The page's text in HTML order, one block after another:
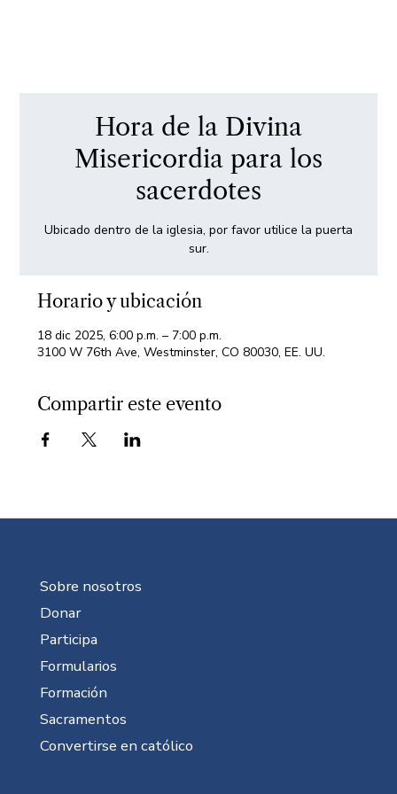
Hora de la Divina
Misericordia para los
sacerdotes
Ubicado dentro de la iglesia, por favor utilice la puerta
sur.
Horario y ubicación
18 dic 2025, 6:00 p.m. – 7:00 p.m.
3100 W 76th Ave, Westminster, CO 80030, EE. UU.
Compartir este evento
Sobre nosotros
Donar
Participa
Formularios
Formación
Sacramentos
Convertirse en católico